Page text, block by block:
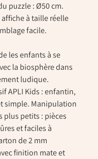
puzzle : Ø50 cm.
à taille réelle
facile.
les enfants à se
la biosphère dans
ludique.
APLI Kids : enfantin,
simple. Manipulation
plus petits : pièces
et faciles à
de 2 mm
finition mate et